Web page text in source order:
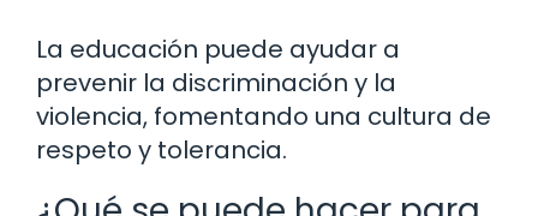
La educación puede ayudar a
prevenir la discriminación y la
violencia, fomentando una cultura de
respeto y tolerancia.